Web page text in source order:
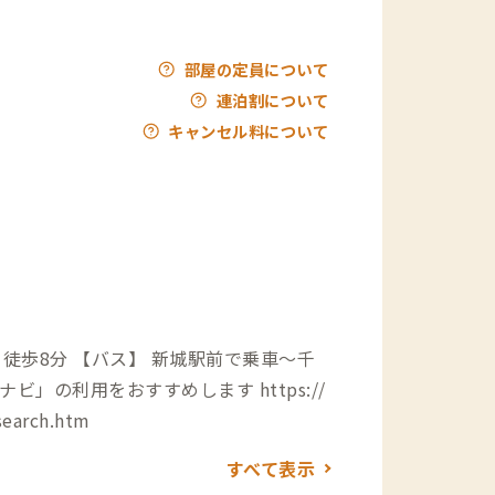
部屋の定員について
連泊割について
キャンセル料について
で乗車〜千
ビ」の利用をおすすめします https://
すべて表示